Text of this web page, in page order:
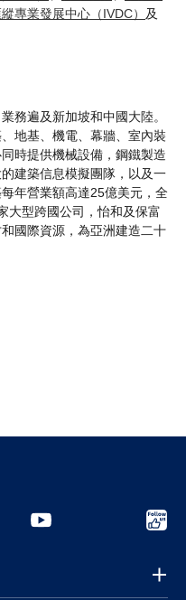
縱專業發展中心（IVDC） 及
務遍及新加坡和中國大陸。
地基、機電、幕牆、室內裝
時提供機械設備，鋼鐵製造
建築信息模擬團隊，以及一
年營業額高達25億美元，全
大型跨國公司，怡和及保富
國際資源，為亞洲建造二十